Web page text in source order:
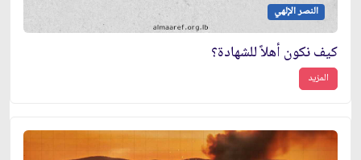
النصر الإلهي
كيف نكون أهلاً للشهادة؟
المزيد